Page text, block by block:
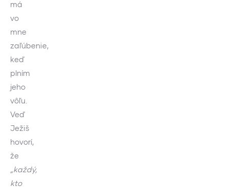
má
vo
mne
zaľúbenie,
keď
plním
jeho
vôľu.
Veď
Ježiš
hovorí,
že
„každý,
kto